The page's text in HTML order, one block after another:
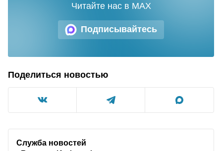
Подписывайтесь
Читайте нас в MAX
Поделиться новостью
Служба новостей